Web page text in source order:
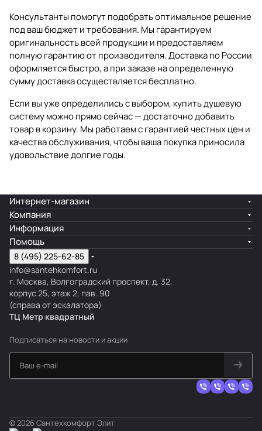
Консультанты помогут подобрать оптимальное решение
под ваш бюджет и требования. Мы гарантируем
оригинальность всей продукции и предоставляем
полную гарантию от производителя. Доставка по России
оформляется быстро, а при заказе на определенную
сумму доставка осуществляется бесплатно.
Если вы уже определились с выбором, купить душевую
систему можно прямо сейчас — достаточно добавить
товар в корзину. Мы работаем с гарантией честных цен и
качества обслуживания, чтобы ваша покупка приносила
удовольствие долгие годы.
Интернет-магазин
Компания
Информация
Помощь
8 (495) 225-62-85
info@santehkomfort.ru
г. Москва, Волгоградский проспект, д. 32,
корпус 25, этаж 2, пав. 90
(справа от эскалатора)
ТЦ Метр квадратный
Подписаться на новости и акции
© 2026 Сантехкомфорт Элит